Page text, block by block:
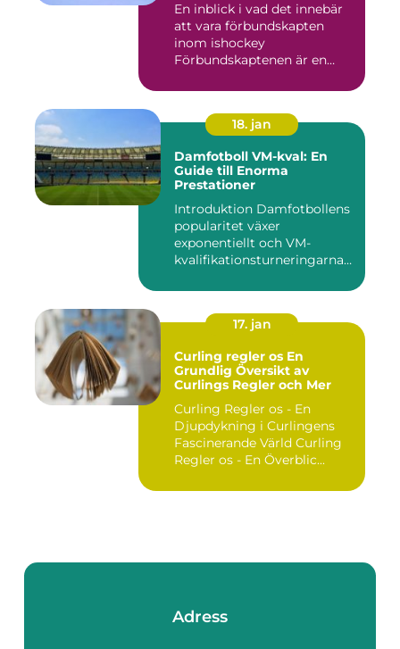
En inblick i vad det innebär
att vara förbundskapten
inom ishockey
Förbundskaptenen är en
18. jan
Damfotboll VM-kval: En
Guide till Enorma
Prestationer
Introduktion Damfotbollens
popularitet växer
exponentiellt och VM-
kvalifikationsturneringarna
17. jan
Curling regler os En
Grundlig Översikt av
Curlings Regler och Mer
Curling Regler os - En
Djupdykning i Curlingens
Fascinerande Värld Curling
Regler os - En Överblic...
Adress